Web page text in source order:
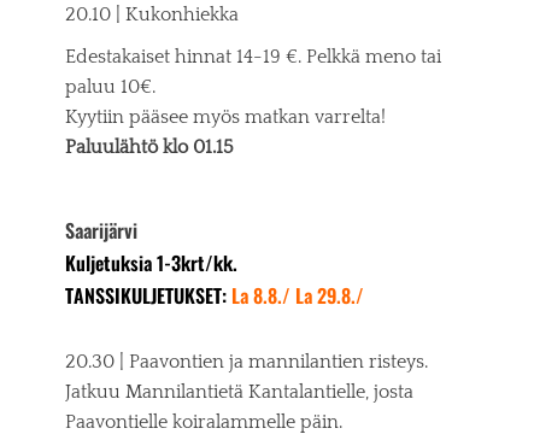
20.10 | Kukonhiekka
Edestakaiset hinnat 14-19 €. Pelkkä meno tai
paluu 10€.
Kyytiin pääsee myös matkan varrelta!
Paluulähtö klo 01.15
Saarijärvi
Kuljetuksia 1-3krt/kk.
TANSSIKULJETUKSET: La 8.8./ La 29.8./
20.30 | Paavontien ja mannilantien risteys.
Jatkuu Mannilantietä Kantalantielle, josta
Paavontielle koiralammelle päin.